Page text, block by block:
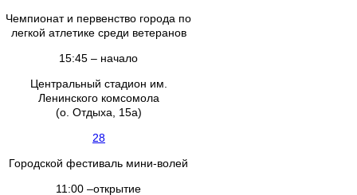
Чемпионат и первенство города по
легкой атлетике среди ветеранов
15:45 – начало
Центральный стадион им.
Ленинского комсомола
(о. Отдыха, 15а)
28
Городской фестиваль мини-волей
11:00 –открытие